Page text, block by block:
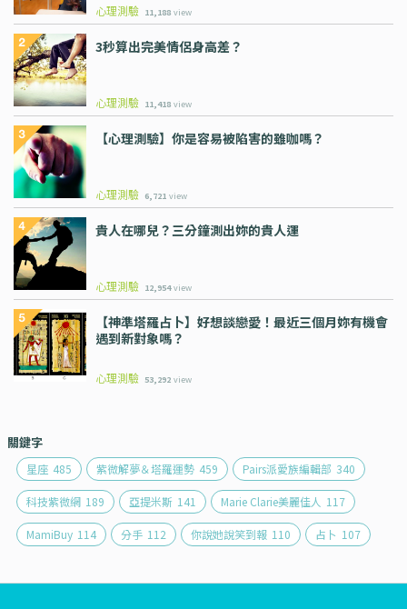
心理測驗 11,188 view
3秒算出完美情侶身高差？
心理測驗 11,418 view
【心理測驗】你是容易被陷害的雖咖嗎？
心理測驗 6,721 view
貴人在哪兒？三分鐘測出妳的貴人運
心理測驗 12,954 view
【神準塔羅占卜】好想談戀愛！最近三個月妳有機會
遇到新對象嗎？
心理測驗 53,292 view
關鍵字
星座 485 紫微解夢＆塔羅運勢 459 Pairs派愛族編輯部 340
科技紫微網 189 亞提米斯 141 Marie Clarie美麗佳人 117
MamiBuy 114 分手 112 你說她說笑到報 110 占卜 107